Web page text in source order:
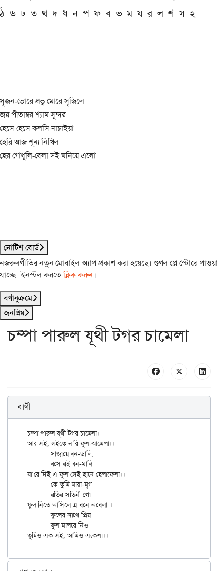
ঠ ড ঢ ত থ দ ধ ন প ফ ব ভ ম য র ল শ স হ
সৃজন-ভোরে প্রভু মোরে সৃজিলে
জয় পীতাম্বর শ্যাম সুন্দর
হেসে হেসে কল্‌সি নাচাইয়া
হেরি আজ শূন্য নিখিল
হের গোধূলি-বেলা সই ঘনিয়ে এলো
নোটিশ বোর্ড
নজরুলগীতির নতুন মোবাইল অ্যাপ প্রকাশ করা হয়েছে। গুগল প্লে স্টোরে পাওয়া
যাচ্ছে। ইনস্টল করতেক্লিক করুন।
বর্ণানুক্রমে
জনপ্রিয়
চম্পা পারুল যূথী টগর চামেলা
বাণী
চম্পা পারুল যূথী টগর চামেলা।
আর সই, সইতে নারি ফুল-ঝামেলা।।
	সাজায়ে বন-ডালি,
	বসে রই বন-মালি
যা'রে দিই এ ফুল সেই হানে হেলাফেলা।।
	রতির সতিনী গো
ফুল নিতে আসিলে এ বনে অবেলা।।
	ফুলের সাথে প্রিয়
	ফুল মালরে নিও